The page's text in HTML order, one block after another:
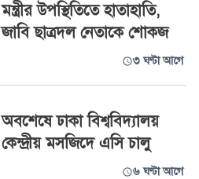
মন্ত্রীর উপস্থিতিতে হাতাহাতি,
জাবি ছাত্রদল নেতাকে শোকজ
৩ ঘণ্টা আগে
অবশেষে ঢাকা বিশ্ববিদ্যালয়
কেন্দ্রীয় মসজিদে এসি চালু
৬ ঘণ্টা আগে